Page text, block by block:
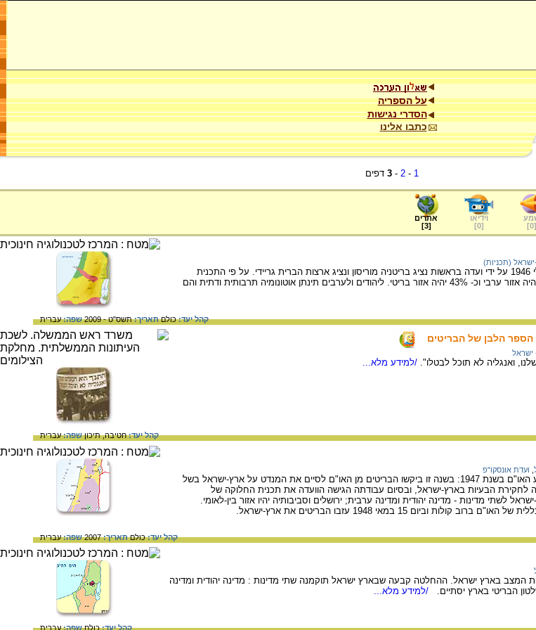
על הספריה
הסדרי נגישות
כתבו אלינו
1
-
2
-
3 דפים
[
0
]
וידיאו
[
0
]
אתרים
[
3
]
(תכניות)
תכנית לחלוקת ארץ ישראל המערבית שהוצעה ביולי 1946 על ידי ועדה בראשות נציג בריטניה מוריסון ונציג ארצות הברית גריידי. על פי התכנית
כ- 17% מהשטח יהיה אזור יהודי, כ- 40% מהשטח יהיה אזור ערבי וכ- 43% יהיה אזור בריטי. ליהודים ולערבים תינתן אוטונומיה תרבותית ודתית והם
קהל יעד:כולםתאריך:תשס"ט - 2009 שפה:עברית
הספר הלבן של הבריטים
ישראל
ואנגליה לא תוכל לבטלו". /למידע מלא...
קהל יעד:חטיבה,תיכוןשפה:עברית
ועדת אונסקו"פ
מפת גבולות תכנית החלוקה של ארץ-ישראל, שקבע האו"ם בשנת 1947: בשנה זו ביקשו הבריטים מן האו"ם לסיים את המנדט על ארץ-ישראל בשל
לחקירת הבעיות בארץ-ישראל, ובסיום עבודתה הגישה הוועדה את תכנית החלוקה של
לשתי מדינות - מדינה יהודית ומדינה ערבית; ירושלים וסביבותיה יהיו אזור בין-לאומי.
קהל יעד:כולםתאריך:2007 שפה:עברית
באו"ם אודות המצב בארץ ישראל. ההחלטה קבעה שבארץ ישראל תוקמנה שתי מדינות : מדינה יהודית ומדינה
הבריטי בארץ יסתיים.
/למידע מלא...
קהל יעד:כולםשפה:עברית